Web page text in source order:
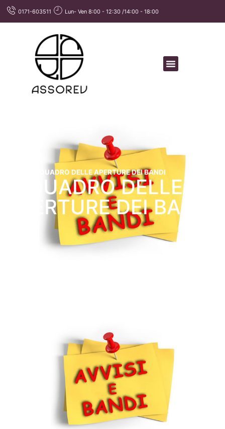
0171-603511 Lun- Ven 8:00 - 12:30 /14:00 - 18:00
IL QUADRO DELLE APERTURE DEI BANDI
IL QUADRO DELLE
APERTURE DEI BANDI